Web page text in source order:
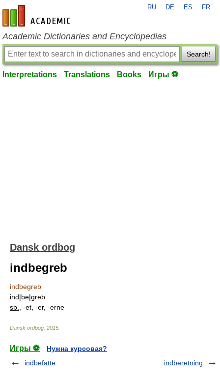
en-academic.com
RU DE ES FR
Academic Dictionaries and Encyclopedias
Search!
Interpretations Translations Books Игры ⚽
Dansk ordbog
indbegreb
indbegreb
ind|be|greb
sb.
, -et, -er, -erne
Dansk ordbog 2015
Игры ⚽
Нужна курсовая?
indbefatte
indberetning